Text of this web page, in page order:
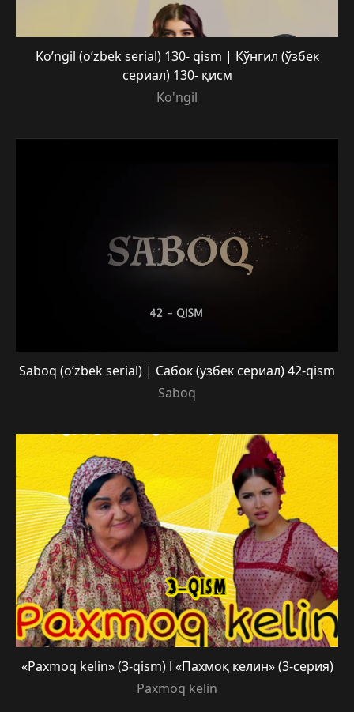
Ko’ngil (o’zbek serial) 130- qism | Кўнгил (ўзбек
сериал) 130- қисм
Ko'ngil
Saboq (o’zbek serial) | Сабок (узбек сериал) 42-qism
Saboq
«Paxmoq kelin» (3-qism) l «Пахмоқ келин» (3-серия)
Paxmoq kelin